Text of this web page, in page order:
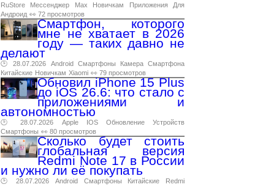
RuStore
Мессенджер Max Новичкам Приложения
Для
Андроид 👀 72 просмотров
Смартфон, которого
мне не хватает в 2026
году — таких давно не
делают
🕑 28.07.2026 Android Смартфоны Камера Смартфона
Китайские Новичкам Xiaomi 👀 79 просмотров
Обновил iPhone 15 Plus
до iOS 26.6: что стало с
приложениями и
автономностью
🕑 28.07.2026 Apple IOS Обновление
Устройств
Смартфоны 👀 80 просмотров
Сколько будет стоить
глобальная версия
Redmi Note 17 в России
и нужно ли её покупать
🕑 28.07.2026 Android Смартфоны Китайские
Redmi